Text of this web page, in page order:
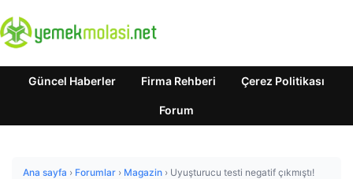
Güncel Haberler Firma Rehberi Çerez Politikası
Forum
Ana sayfa › Forumlar › Magazin › Uyuşturucu testi negatif çıkmıştı!